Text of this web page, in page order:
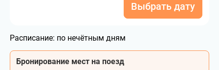
Выбрать дату
Расписание: по нечётным дням
Бронирование мест на поезд